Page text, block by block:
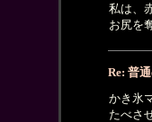
私は、
お尻を
Re: 普
かき氷
たべさ